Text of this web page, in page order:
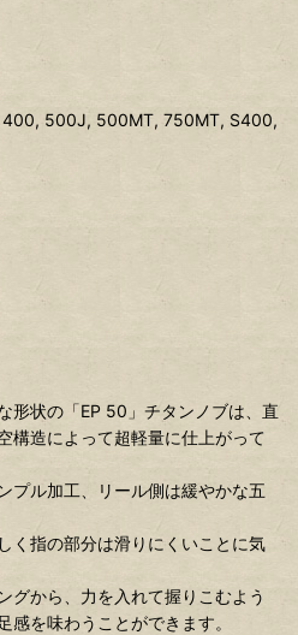
500J, 500MT, 750MT, S400,
形状の「EP 50」チタンノブは、直
構造によって超軽量に仕上がって
プル加工、リール側は緩やかな五
く指の部分は滑りにくいことに気
グから、力を入れて握りこむよう
感を味わうことができます。